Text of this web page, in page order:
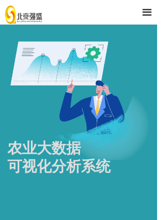
끀
首页
产品与服务
技术支持
农业大数据
可视化分析系统